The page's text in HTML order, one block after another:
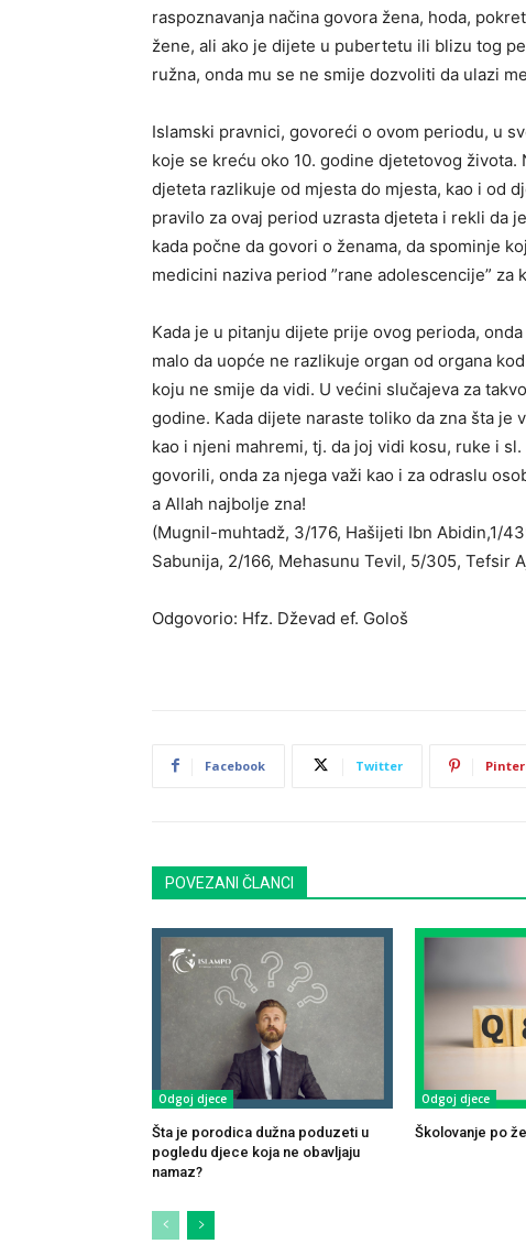
raspoznavanja načina govora žena, hoda,
žene, ali ako je dijete u pubertetu ili blizu tog
ružna, onda mu se ne smije dozvoliti da ulazi
Islamski pravnici, govoreći o ovom periodu, u
koje se kreću oko 10. godine djetetovog
djeteta razlikuje od mjesta do mjesta, kao i od
pravilo za ovaj period uzrasta djeteta i rekli da
kada počne da govori o ženama, da spominje
medicini naziva period ”rane adolescencije” za
Kada je u pitanju dijete prije ovog perioda,
malo da uopće ne razlikuje organ od organa
koju ne smije da vidi. U većini slučajeva za
godine. Kada dijete naraste toliko da zna šta je
kao i njeni mahremi, tj. da joj vidi kosu, ruke i
govorili, onda za njega važi kao i za odraslu
a Allah najbolje zna!
(Mugnil-muhtadž, 3/176, Hašijeti Ibn Abidin,1/
Sabunija, 2/166, Mehasunu Tevil, 5/305, Tefsir
Odgovorio: Hfz. Dževad ef. Gološ
Facebook Twitter
POVEZANI ČLANCI
Odgoj djece
Šta je porodica dužna poduzeti u
pogledu djece koja ne obavljaju
namaz?
Odgoj djece
Školovanje po